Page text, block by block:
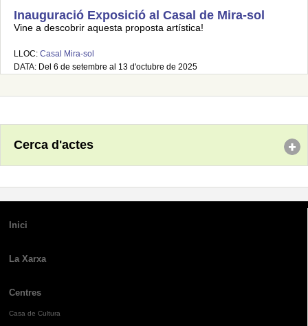
Inauguració Exposició al Casal de Mira-sol
Vine a descobrir aquesta proposta artística!
LLOC: Casal Mira-sol
DATA: Del 6 de setembre al 13 d'octubre de 2025
Cerca d'actes
Inici
La Xarxa
Centres
Casa de Cultura